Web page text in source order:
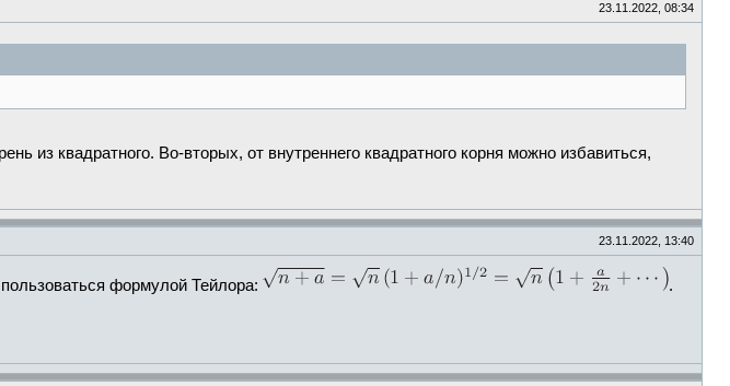
23.11.2022, 08:34
из квадратного. Во-вторых, от внутреннего квадратного корня можно избавиться,
23.11.2022, 13:40
формулой Тейлора:
.